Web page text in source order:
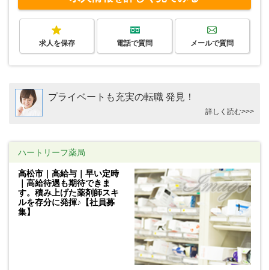
求人を保存 電話で質問 メールで質問
プライベートも充実の転職 発見！
詳しく読む>>>
ハートリーフ薬局
高松市｜高給与｜早い定時
｜高給待遇も期待できま
す。積み上げた薬剤師スキ
ルを存分に発揮♪【社員募
集】